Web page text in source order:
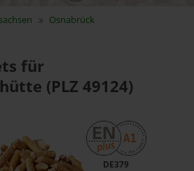
Osnabrück
für
(PLZ 49124)
DE379